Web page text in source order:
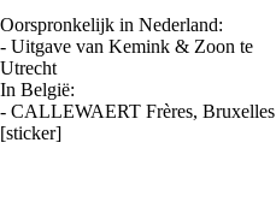
Oorspronkelijk in Nederland:
- Uitgave van Kemink & Zoon te
Utrecht
In België:
- CALLEWAERT Frères, Bruxelles
[sticker]